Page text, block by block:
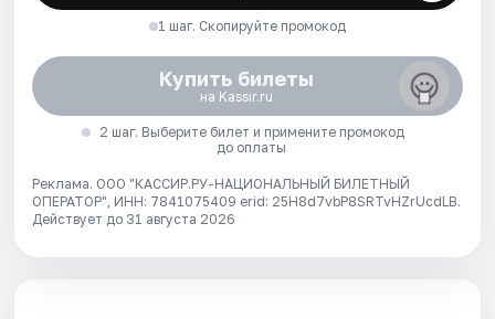
1 шаг. Скопируйте промокод
Купить билеты
на Kassir.ru
2 шаг. Выберите билет и примените промокод
до оплаты
Реклама. ООО "КАССИР.РУ-НАЦИОНАЛЬНЫЙ БИЛЕТНЫЙ
ОПЕРАТОР", ИНН: 7841075409 erid: 25H8d7vbP8SRTvHZrUcdLB.
Действует до 31 августа 2026